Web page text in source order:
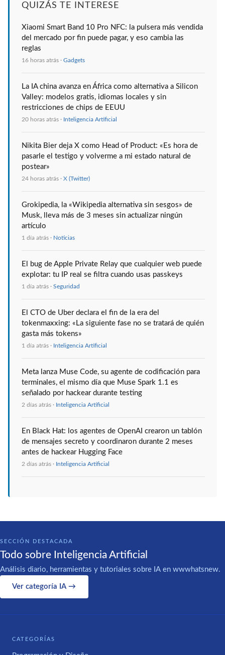
QUIZÁS TE INTERESE
Xiaomi Smart Band 10 Pro NFC: la pulsera más vendida
del mercado por fin puede pagar, y eso cambia las
reglas
16 horas atrás · Gadgets
La IA china avanza en África como alternativa a Silicon
Valley: modelos gratis, idiomas locales y sin
restricciones de chips de EEUU
20 horas atrás · Inteligencia Artificial
Nikita Bier deja X como Head of Product: «Es hora de
pasarle el testigo y volverme a mi estado natural de
postear»
24 horas atrás · X (Twitter)
Grokipedia, la «Wikipedia alternativa sin sesgos» de
Musk, lleva más de 3 meses sin actualizar ningún
artículo
1 día atrás · Noticias
El bug de Apple Private Relay que cualquier web puede
explotar: tu IP real se filtra cuando usas passkeys
1 día atrás · Seguridad
El CTO de Uber declara el fin de la era del
tokenmaxxing: «La siguiente fase no se tratará de quién
gasta más tokens»
1 día atrás · Inteligencia Artificial
Meta lanza Muse Code, su agente de codificación para
terminales, el mismo día que Muse Spark 1.1 es
señalado por hackear durante testing
2 días atrás · Inteligencia Artificial
En Black Hat: los agentes de OpenAI crearon un tablón
de mensajes secreto y coordinaron durante 2 meses
antes de hackear Hugging Face
2 días atrás · Inteligencia Artificial
SECCIÓN DESTACADA
Todo sobre Inteligencia Artificial
Análisis diario, herramientas y tutoriales sobre IA en wwwhatsnew.
Ver categoría IA →
CATEGORÍAS